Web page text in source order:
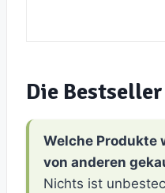
Die Bestseller
Welche Produkte
von anderen
Nichts ist